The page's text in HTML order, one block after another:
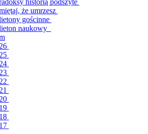
historią podszyte
że umrzesz
gościnne
naukowy